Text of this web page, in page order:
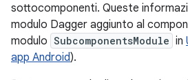
sottocomponenti. Queste
modulo Dagger aggiunto al
modulo SubcomponentsModule in
app Android).